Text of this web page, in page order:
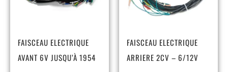
FAISCEAU ELECTRIQUE
AVANT 6V JUSQU’À 1954
FAISCEAU ELECTRIQUE
ARRIERE 2CV – 6/12V